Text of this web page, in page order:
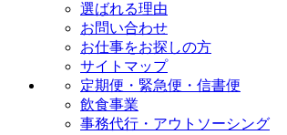
選ばれる理由
お問い合わせ
お仕事をお探しの方
サイトマップ
定期便・緊急便・信書便
飲食事業
事務代行・アウトソーシング